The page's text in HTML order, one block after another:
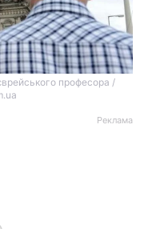
професора /
Реклама